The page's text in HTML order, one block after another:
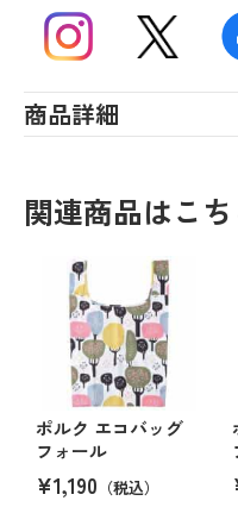
商品詳細
関連商品はこち
ポルク エコバッグ
フォール
¥1,190 （税込）